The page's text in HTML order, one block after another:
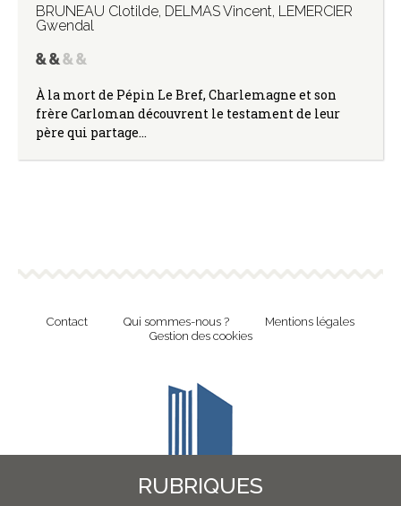
BRUNEAU Clotilde, DELMAS Vincent, LEMERCIER
Gwendal
À la mort de Pépin Le Bref, Charlemagne et son
frère Carloman découvrent le testament de leur
père qui partage…
RUBRIQUES
Contact Qui sommes-nous ?
Mentions légales
Gestion des cookies
Revue en ligne de l'Union Nationale Culture et Bibliothèques Pour Tous